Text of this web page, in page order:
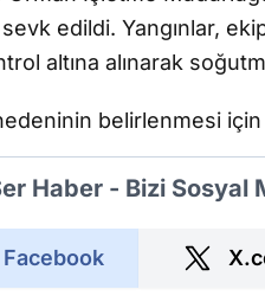
edildi. Yangınlar,
altına alınarak
nedeninin belirlenmesi
Haber - Bizi Sosyal
Facebook